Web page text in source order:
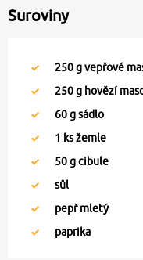
Suroviny
250g vepřové
250g hovězí
60g sádlo
1 ks žemle
50g cibule
sůl
pepř mletý
paprika